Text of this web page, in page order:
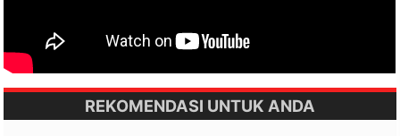
REKOMENDASI UNTUK ANDA